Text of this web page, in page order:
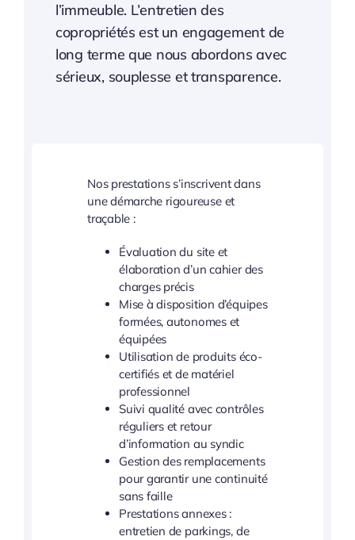
l’immeuble. L’entretien des
copropriétés est un engagement de
long terme que nous abordons avec
sérieux, souplesse et transparence.
Nos prestations s’inscrivent dans
une démarche rigoureuse et
traçable :
Évaluation du site et
élaboration d’un cahier des
charges précis
Mise à disposition d’équipes
formées, autonomes et
équipées
Utilisation de produits éco-
certifiés et de matériel
professionnel
Suivi qualité avec contrôles
réguliers et retour
d’information au syndic
Gestion des remplacements
pour garantir une continuité
sans faille
Prestations annexes :
entretien de parkings, de